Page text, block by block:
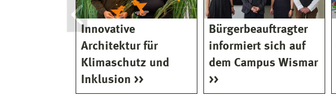
Innovative
Architektur für
Klimaschutz und
Inklusion
Bürgerbeauftragter
informiert sich auf
dem Campus Wismar